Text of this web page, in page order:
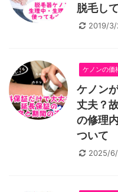
脱毛し
2019/
ケノンの価
ケノン
丈夫？
の修理
ついて
2025/